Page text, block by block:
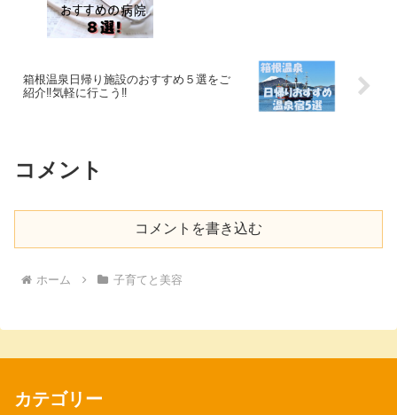
箱根温泉日帰り施設のおすすめ５選をご
紹介‼気軽に行こう‼
コメント
コメントを書き込む
ホーム 子育てと美容
カテゴリー